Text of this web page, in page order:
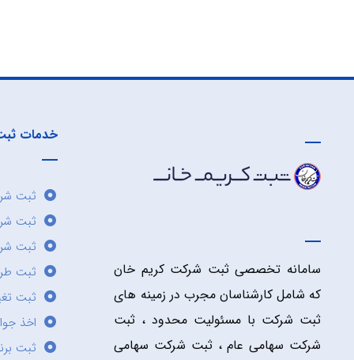
سامانه تخصصی ثبت شرکت کریم خان
که شامل کارشناسان مجرب در زمینه های
ثبت شرکت با مسئولیت محدود ، ثبت
شرکت سهامی عام ، ثبت شرکت سهامی
خدمات
ثبت
ثبت
ثبت
ثبت
ثبت
اخذ
ثبت